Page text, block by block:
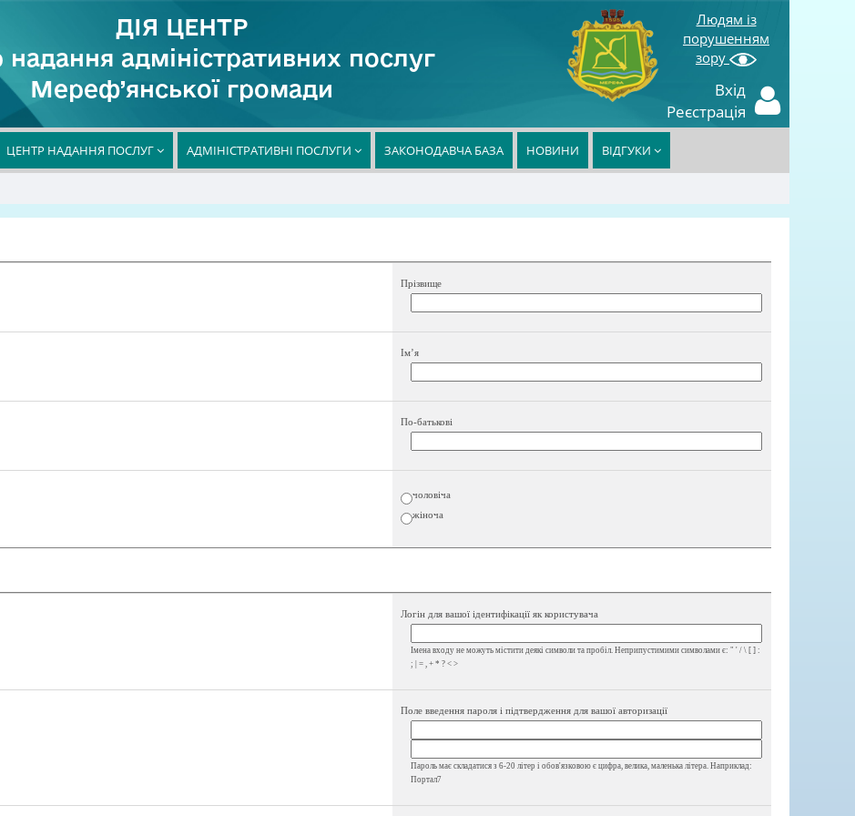
ДІЯ ЦЕНТР
надання адміністративних послуг
Мереф’янської громади
Людям із
порушенням
зору
Вхід
Реєстрація
ЦЕНТР НАДАННЯ ПОСЛУГ АДМІНІСТРАТИВНІ ПОСЛУГИ ЗАКОНОДАВЧА БАЗА НОВИНИ ВІДГУКИ
Прізвище
Ім’я
По-батькові
чоловіча
жіноча
Логін для вашої ідентифікації як користувача
Імена входу не можуть містити деякі символи та пробіл. Неприпустимими символами є: " ' / \ [ ] :
; | = , + * ? < >
Поле введення пароля і підтвердження для вашої авторизації
Пароль має складатися з 6-20 літер і обов'язковою є цифра, велика, маленька літера. Наприклад:
Портал7